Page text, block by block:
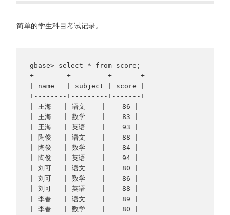
简单的学生科目考试记录。
gbase> select * from score;
+--------+---------+-------+
| name   | subject | score |
+--------+---------+-------+
| 王海   | 语文    |    86 |
| 王海   | 数学    |    83 |
| 王海   | 英语    |    93 |
| 陶俊   | 语文    |    88 |
| 陶俊   | 数学    |    84 |
| 陶俊   | 英语    |    94 |
| 刘可   | 语文    |    80 |
| 刘可   | 数学    |    86 |
| 刘可   | 英语    |    88 |
| 李春   | 语文    |    89 |
| 李春   | 数学    |    80 |